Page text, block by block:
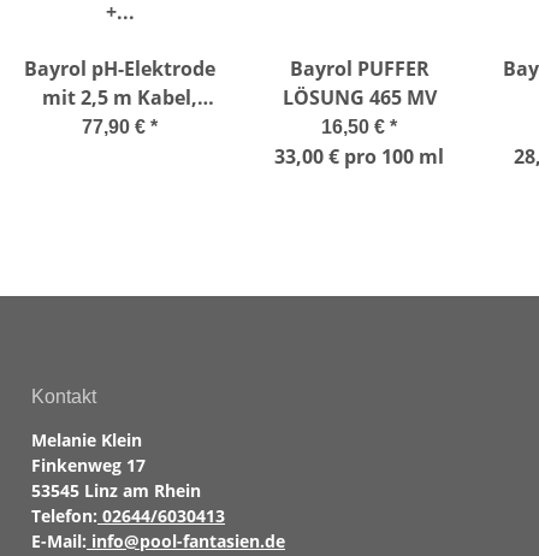
Bayrol pH-Elektrode
mit 2,5 m Kabel,
BNC, Chlor/pH +
77,90 € *
Bayrol PUFFER
LÖSUNG 465 MV
16,50 € *
33,00 € pro 100 ml
Kontakt
Melanie Klein
Finkenweg 17
53545 Linz am Rhein
Telefon: 02644/6030413
E-Mail: info@pool-fantasien.de